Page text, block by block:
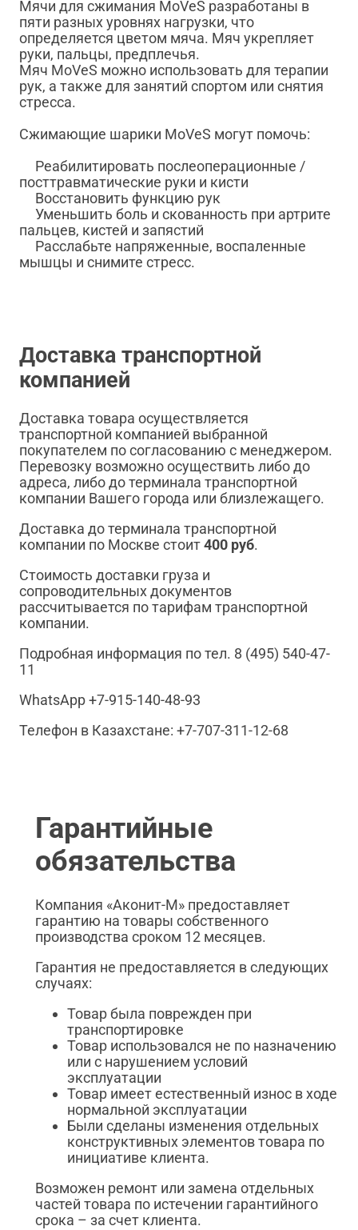
Мячи для сжимания MoVeS разработаны в
пяти разных уровнях нагрузки, что
определяется цветом мяча. Мяч укрепляет
руки, пальцы, предплечья.
Мяч MoVeS можно использовать для терапии
рук, а также для занятий спортом или снятия
стресса.
Сжимающие шарики MoVeS могут помочь:
Реабилитировать послеоперационные /
посттравматические руки и кисти
Восстановить функцию рук
Уменьшить боль и скованность при артрите
пальцев, кистей и запястий
Расслабьте напряженные, воспаленные
мышцы и снимите стресс.
Доставка транспортной
компанией
Доставка товара осуществляется
транспортной компанией выбранной
покупателем по согласованию с менеджером.
Перевозку возможно осуществить либо до
адреса, либо до терминала транспортной
компании Вашего города или близлежащего.
Доставка до терминала транспортной
компании по Москве стоит400 руб.
Стоимость доставки груза и
сопроводительных документов
рассчитывается по тарифам транспортной
компании.
Подробная информация по тел. 8 (495) 540-47-
11
WhatsApp +7-915-140-48-93
Телефон в Казахстане: +7-707-311-12-68
Гарантийные
обязательства
Компания «Аконит-М» предоставляет
гарантию на товары собственного
производства сроком 12 месяцев.
Гарантия не предоставляется в следующих
случаях:
Товар была поврежден при
транспортировке
Товар использовался не по назначению
или с нарушением условий
эксплуатации
Товар имеет естественный износ в ходе
нормальной эксплуатации
Были сделаны изменения отдельных
конструктивных элементов товара по
инициативе клиента.
Возможен ремонт или замена отдельных
частей товара по истечении гарантийного
срока – за счет клиента.